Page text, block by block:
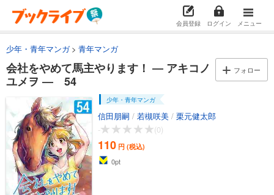
会員登録 ログイン メニュー
少年・青年マンガ 青年マンガ
会社をやめて馬主やります！ ― アキコノ
ユメヲ ― 54
フォロー
少年・青年マンガ
信田朋嗣 / 若槻咲美 / 栗元健太郎
-
(0)
110 円 (税込)
0pt
110円 (税込)
カート
あらすじを表示する
会社をやめて馬主やります！―アキコノユメヲ― 45
110円 (税込)
あらすじを表示する
会社をやめて馬主やります！ ― アキコノユメヲ ― 46
110円 (税込)